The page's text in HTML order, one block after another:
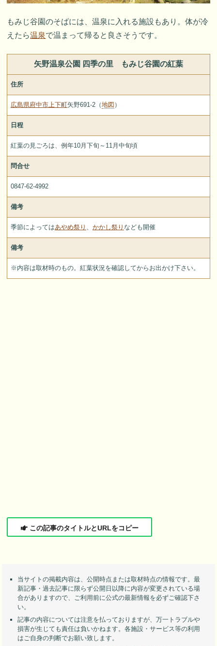
もみじ谷園のそばには、温泉に入れる施設もあり。体が冷
えたら温泉で温まって帰ると良さそうです。
矢野温泉公園 四季の里 もみじ谷園の紅葉
住所
広島県府中市上下町矢野691-2（地図 ）
日程
紅葉の見ごろは、例年10月下旬～11月中旬頃
問合せ
0847-62-4992
備考
季節によってはあやめ祭り 、 かかし祭り なども開催
備考
※内容は取材時のもの。紅葉状況を確認してからお出かけ下さい。
この記事のタイトルとURLをコピー
当サイトの掲載内容は、公開時点または取材時点の情報です。最
新記事・過去記事に限らず公開日以降に内容が変更されている場
合がありますので、ご利用前に公式の最新情報を必ずご確認下さ
い。
記事の内容については注意を払っておりますが、万一トラブルや
損害が生じても責任は負いかねます。各施設・サービス等の利用
はご自身の判断でお願い致します。